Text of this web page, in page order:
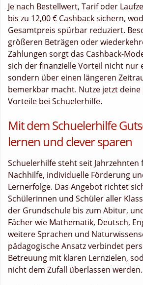
Je nach Bestellwert, Tarif oder
bis zu 12,00 € Cashback sichern,
Gesamtpreis spürbar reduziert.
größeren Beträgen oder
Zahlungen sorgt das Cashback-
sich der finanzielle Vorteil nicht nur
sondern über einen längeren
bemerkbar macht. Nutze jetzt deine
Vorteile bei Schuelerhilfe.
Mit dem Schuelerhilfe
lernen und clever sparen
Schuelerhilfe steht seit
Nachhilfe, individuelle Förderung
Lernerfolge. Das Angebot richtet
Schülerinnen und Schüler aller
der Grundschule bis zum Abitur,
Fächer wie Mathematik, Deutsch,
weitere Sprachen und
pädagogische Ansatz verbindet
Betreuung mit klaren Lernzielen,
nicht dem Zufall überlassen werden.